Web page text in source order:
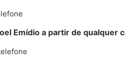
Emídio a partir de qualquer